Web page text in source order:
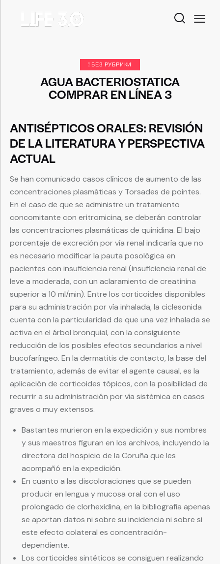
! БЕЗ РУБРИКИ
AGUA BACTERIOSTATICA
COMPRAR EN LÍNEA 3
ANTISÉPTICOS ORALES: REVISIÓN
DE LA LITERATURA Y PERSPECTIVA
ACTUAL
Se han comunicado casos clínicos de aumento de las
concentraciones plasmáticas y Torsades de pointes.
En el caso de que se administre un tratamiento
concomitante con eritromicina, se deberán controlar
las concentraciones plasmáticas de quinidina. El bajo
porcentaje de excreción por vía renal indicaría que no
es necesario modificar la pauta posológica en
pacientes con insuficiencia renal (insuficiencia renal de
leve a moderada, con un aclaramiento de creatinina
superior a 10 ml/min). Entre los corticoides disponibles
para su administración por vía inhalada, la ciclesonida
cuenta con la particularidad de que una vez inhalada se
activa en el árbol bronquial, con la consiguiente
reducción de los posibles efectos secundarios a nivel
bucofaríngeo. En la dermatitis de contacto, la base del
tratamiento, además de evitar el agente causal, es la
aplicación de corticoides tópicos, con la posibilidad de
recurrir a su administración por vía sistémica en casos
graves o muy extensos.
Bastantes murieron en la expedición y sus nombres
y sus maestros figuran en los archivos, incluyendo la
directora del hospicio de la Coruña que les
acompañó en la expedición.
En cuanto a las discoloraciones que se pueden
producir en lengua y mucosa oral con el uso
prolongado de clorhexidina, en la bibliografía apenas
se aportan datos ni sobre su incidencia ni sobre si
este efecto colateral es concentración-
dependiente.
Los corticoides sintéticos se consiguen realizando